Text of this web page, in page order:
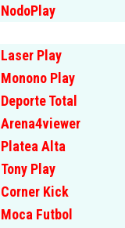
NodoPlay
Laser Play
Monono Play
Deporte Total
Arena4viewer
Platea Alta
Tony Play
Corner Kick
Moca Futbol